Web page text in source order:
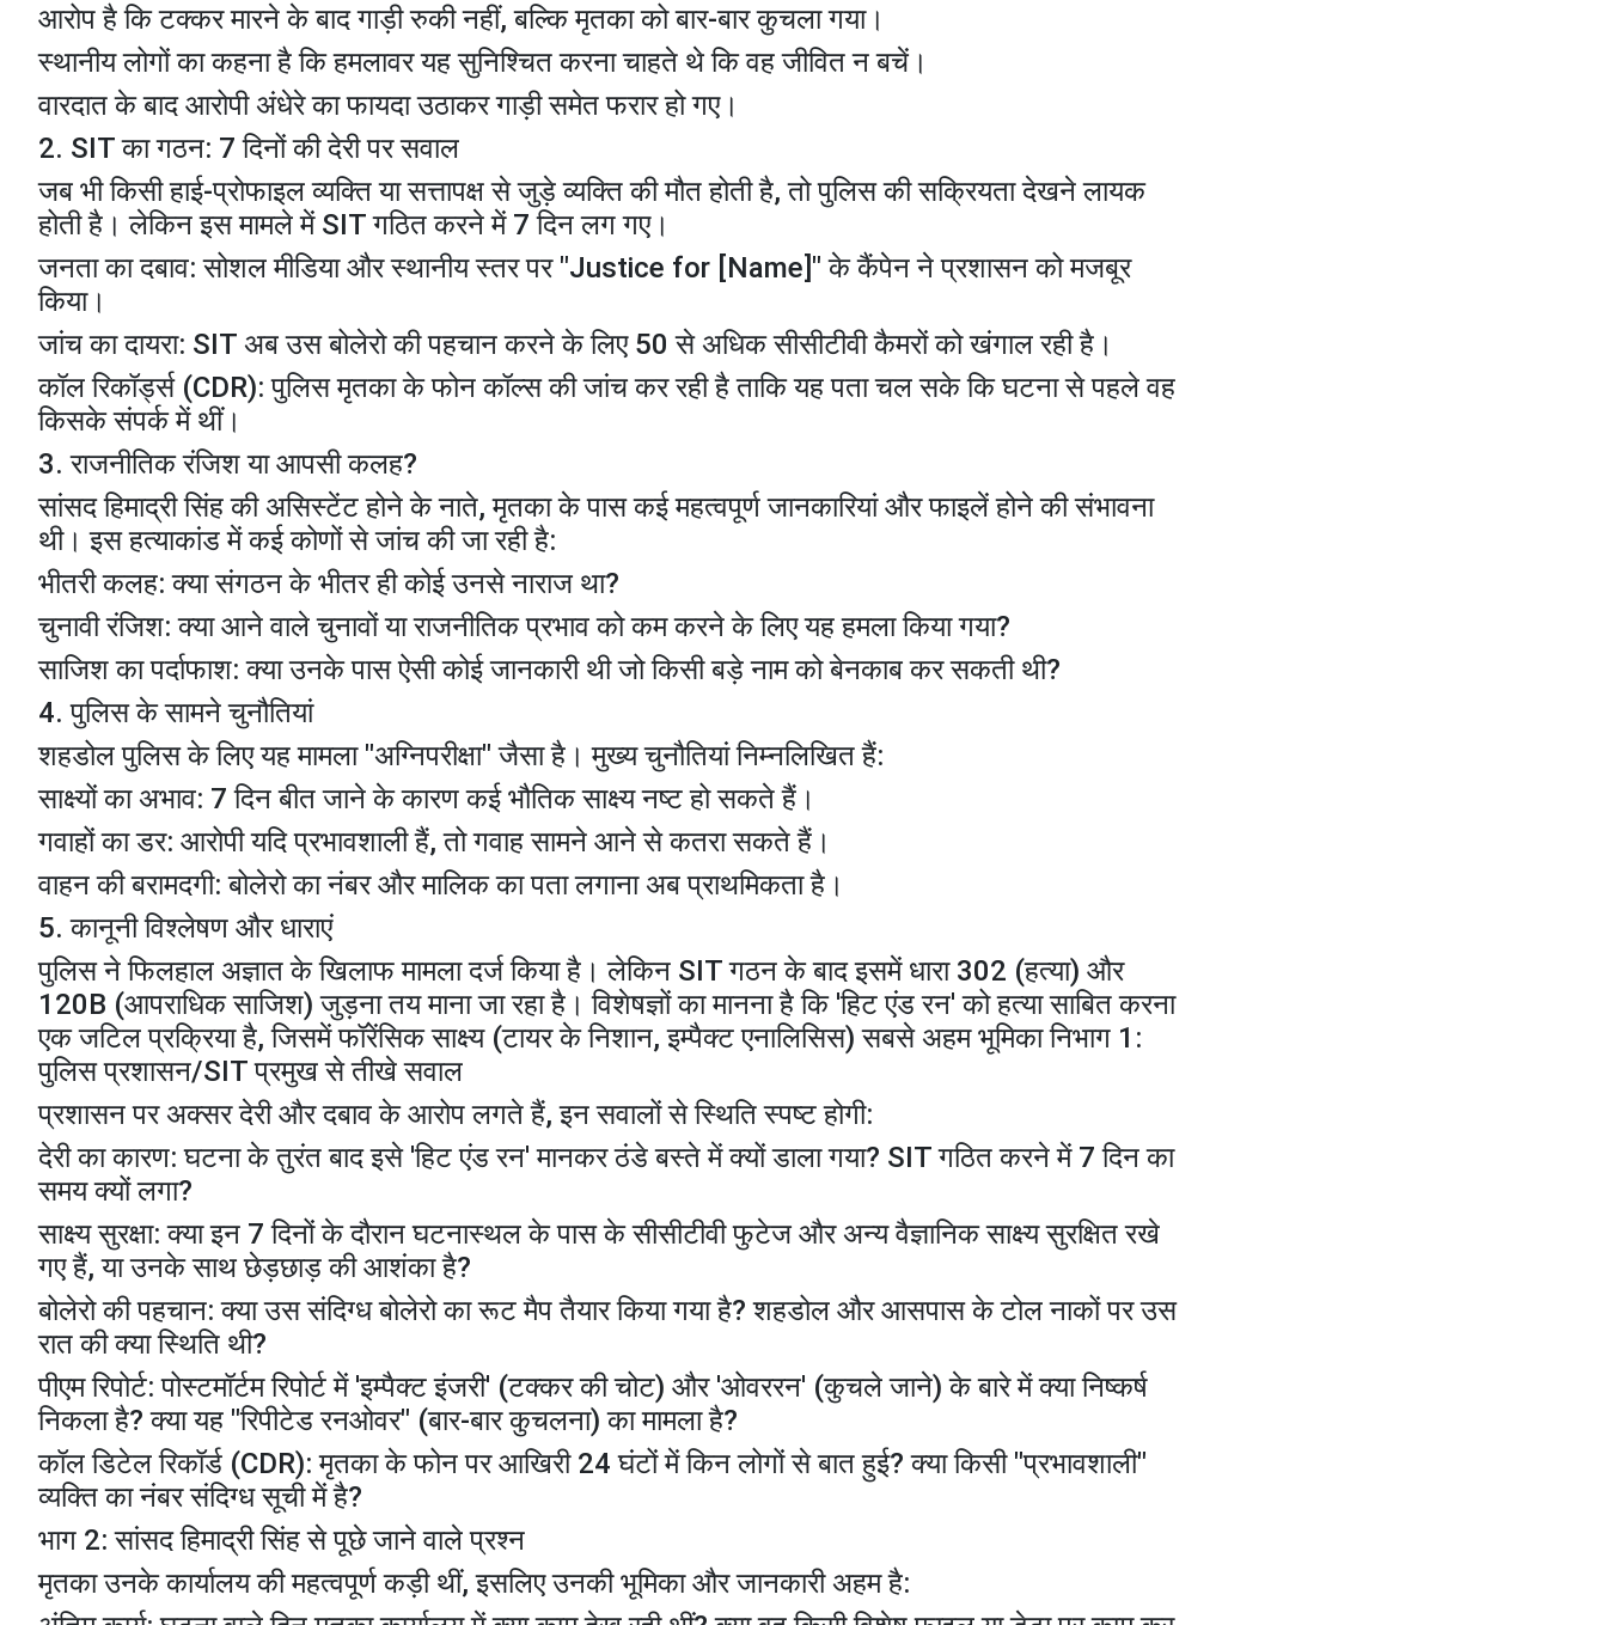
​आरोप है कि टक्कर मारने के बाद गाड़ी रुकी नहीं, बल्कि मृतका को बार-बार कुचला गया।
​स्थानीय लोगों का कहना है कि हमलावर यह सुनिश्चित करना चाहते थे कि वह जीवित न बचें।
​वारदात के बाद आरोपी अंधेरे का फायदा उठाकर गाड़ी समेत फरार हो गए।
​2. SIT का गठन: 7 दिनों की देरी पर सवाल
​जब भी किसी हाई-प्रोफाइल व्यक्ति या सत्तापक्ष से जुड़े व्यक्ति की मौत होती है, तो पुलिस की सक्रियता देखने लायक
होती है। लेकिन इस मामले में SIT गठित करने में 7 दिन लग गए।
​जनता का दबाव: सोशल मीडिया और स्थानीय स्तर पर "Justice for [Name]" के कैंपेन ने प्रशासन को मजबूर
किया।
​जांच का दायरा: SIT अब उस बोलेरो की पहचान करने के लिए 50 से अधिक सीसीटीवी कैमरों को खंगाल रही है।
​कॉल रिकॉर्ड्स (CDR): पुलिस मृतका के फोन कॉल्स की जांच कर रही है ताकि यह पता चल सके कि घटना से पहले वह
किसके संपर्क में थीं।
​3. राजनीतिक रंजिश या आपसी कलह?
​सांसद हिमाद्री सिंह की असिस्टेंट होने के नाते, मृतका के पास कई महत्वपूर्ण जानकारियां और फाइलें होने की संभावना
थी। इस हत्याकांड में कई कोणों से जांच की जा रही है:
​भीतरी कलह: क्या संगठन के भीतर ही कोई उनसे नाराज था?
​चुनावी रंजिश: क्या आने वाले चुनावों या राजनीतिक प्रभाव को कम करने के लिए यह हमला किया गया?
​साजिश का पर्दाफाश: क्या उनके पास ऐसी कोई जानकारी थी जो किसी बड़े नाम को बेनकाब कर सकती थी?
​4. पुलिस के सामने चुनौतियां
​शहडोल पुलिस के लिए यह मामला "अग्निपरीक्षा" जैसा है। मुख्य चुनौतियां निम्नलिखित हैं:
​साक्ष्यों का अभाव: 7 दिन बीत जाने के कारण कई भौतिक साक्ष्य नष्ट हो सकते हैं।
​गवाहों का डर: आरोपी यदि प्रभावशाली हैं, तो गवाह सामने आने से कतरा सकते हैं।
​वाहन की बरामदगी: बोलेरो का नंबर और मालिक का पता लगाना अब प्राथमिकता है।
​5. कानूनी विश्लेषण और धाराएं
​पुलिस ने फिलहाल अज्ञात के खिलाफ मामला दर्ज किया है। लेकिन SIT गठन के बाद इसमें धारा 302 (हत्या) और
120B (आपराधिक साजिश) जुड़ना तय माना जा रहा है। विशेषज्ञों का मानना है कि 'हिट एंड रन' को हत्या साबित करना
एक जटिल प्रक्रिया है, जिसमें फॉरेंसिक साक्ष्य (टायर के निशान, इम्पैक्ट एनालिसिस) सबसे अहम भूमिका नि​भाग 1:
पुलिस प्रशासन/SIT प्रमुख से तीखे सवाल
​प्रशासन पर अक्सर देरी और दबाव के आरोप लगते हैं, इन सवालों से स्थिति स्पष्ट होगी:
​देरी का कारण: घटना के तुरंत बाद इसे 'हिट एंड रन' मानकर ठंडे बस्ते में क्यों डाला गया? SIT गठित करने में 7 दिन का
समय क्यों लगा?
​साक्ष्य सुरक्षा: क्या इन 7 दिनों के दौरान घटनास्थल के पास के सीसीटीवी फुटेज और अन्य वैज्ञानिक साक्ष्य सुरक्षित रखे
गए हैं, या उनके साथ छेड़छाड़ की आशंका है?
​बोलेरो की पहचान: क्या उस संदिग्ध बोलेरो का रूट मैप तैयार किया गया है? शहडोल और आसपास के टोल नाकों पर उस
रात की क्या स्थिति थी?
​पीएम रिपोर्ट: पोस्टमॉर्टम रिपोर्ट में 'इम्पैक्ट इंजरी' (टक्कर की चोट) और 'ओवररन' (कुचले जाने) के बारे में क्या निष्कर्ष
निकला है? क्या यह "रिपीटेड रनओवर" (बार-बार कुचलना) का मामला है?
​कॉल डिटेल रिकॉर्ड (CDR): मृतका के फोन पर आखिरी 24 घंटों में किन लोगों से बात हुई? क्या किसी "प्रभावशाली"
व्यक्ति का नंबर संदिग्ध सूची में है?
​भाग 2: सांसद हिमाद्री सिंह से पूछे जाने वाले प्रश्न
​मृतका उनके कार्यालय की महत्वपूर्ण कड़ी थीं, इसलिए उनकी भूमिका और जानकारी अहम है: